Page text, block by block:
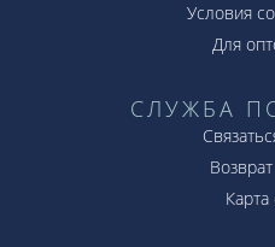
Условия
Для
СЛУЖБА
Карта